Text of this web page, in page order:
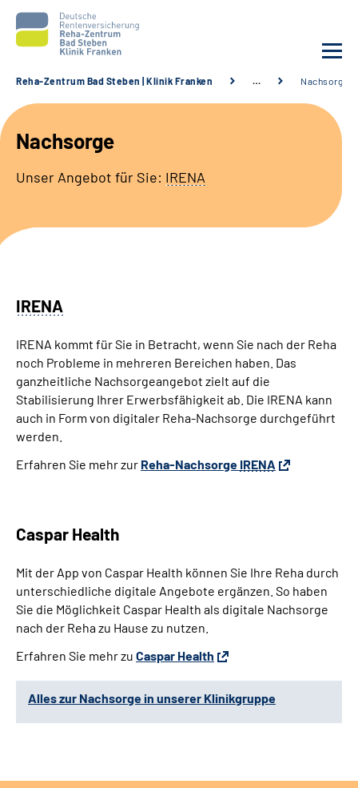
Unsere Klinik
Unsere Angebote
Leichte Sprache
Gebärdensprache
Reha-Zentrum Bad Steben | Klinik Franken … Nachsorge
Nachsorge
Unser Angebot für Sie: IRENA
IRENA
IRENA kommt für Sie in Betracht, wenn Sie nach der Reha
noch Probleme in mehreren Bereichen haben. Das
ganzheitliche Nachsorgeangebot zielt auf die
Stabilisierung Ihrer Erwerbsfähigkeit ab. Die IRENA kann
auch in Form von digitaler Reha-Nachsorge durchgeführt
werden.
Erfahren Sie mehr zur Reha-Nachsorge IRENA
Caspar Health
Mit der App von Caspar Health können Sie Ihre Reha durch
unterschiedliche digitale Angebote ergänzen. So haben
Sie die Möglichkeit Caspar Health als digitale Nachsorge
nach der Reha zu Hause zu nutzen.
Erfahren Sie mehr zu Caspar Health
Alles zur Nachsorge in unserer Klinikgruppe